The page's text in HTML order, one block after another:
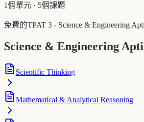
1個單元 · 5個課題
免費的TPAT 3 - Science & Engineering
Science & Engineering
Scientific Thinking
Mathematical & Analytical Reasoning